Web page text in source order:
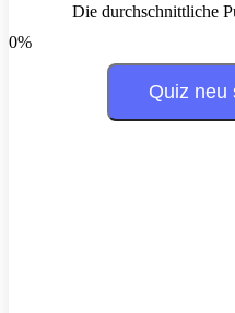
Die durchschnittliche
0%
Quiz neu